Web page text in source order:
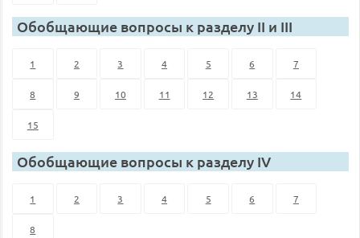
Обобщающие вопросы к разделу II и III
1 2 3 4 5 6 7
8 9 10 11 12 13 14
15
Обобщающие вопросы к разделу IV
1 2 3 4 5 6 7
8